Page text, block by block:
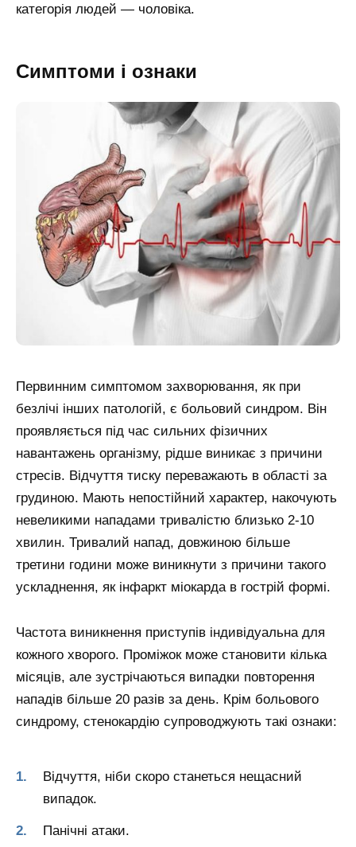
категорія людей — чоловіка.
Симптоми і ознаки
Первинним симптомом захворювання, як при
безлічі інших патологій, є больовий синдром. Він
проявляється під час сильних фізичних
навантажень організму, рідше виникає з причини
стресів. Відчуття тиску переважають в області за
грудиною. Мають непостійний характер, накочують
невеликими нападами тривалістю близько 2-10
хвилин. Тривалий напад, довжиною більше
третини години може виникнути з причини такого
ускладнення, як інфаркт міокарда в гострій формі.
Частота виникнення приступів індивідуальна для
кожного хворого. Проміжок може становити кілька
місяців, але зустрічаються випадки повторення
нападів більше 20 разів за день. Крім больового
синдрому, стенокардію супроводжують такі ознаки:
Відчуття, ніби скоро станеться нещасний
випадок.
Панічні атаки.